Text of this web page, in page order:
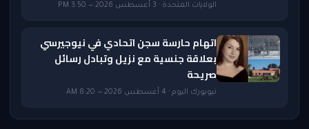
الولايات المتحدة · 3 أغسطس 2026 — 3:50 PM
اتهام حارسة سجن اتحادي في نيوجيرسي
بعلاقة جنسية مع نزيل وتبادل رسائل
صريحة
نيويورك اليوم · 4 أغسطس 2026 — 8:20 AM